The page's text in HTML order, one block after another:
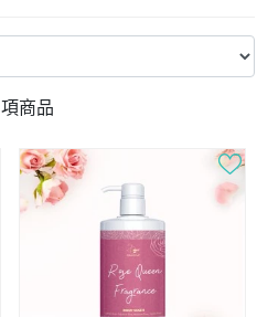
項商品